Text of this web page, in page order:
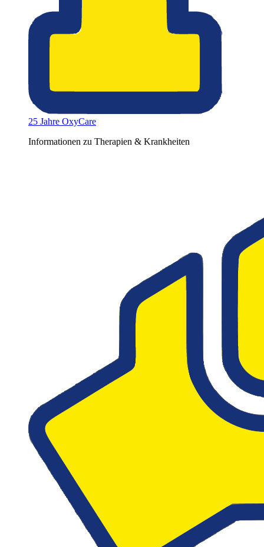
25 Jahre OxyCare
Informationen zu Therapien & Krankheiten